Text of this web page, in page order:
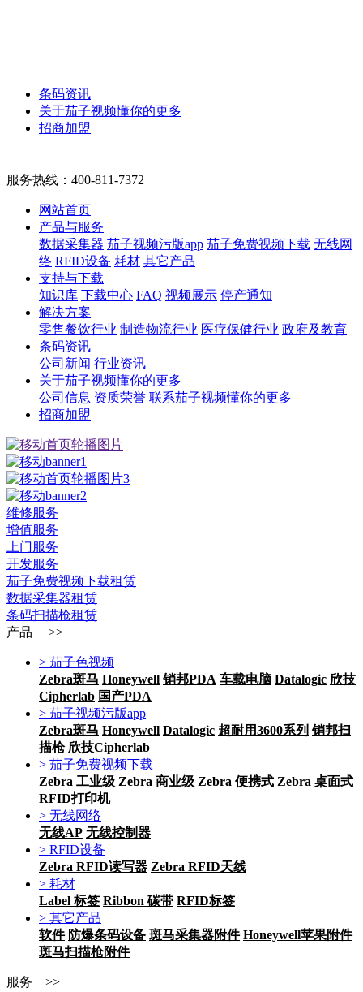
条码资讯
关于茄子视频懂你的更多
招商加盟
服务热线： 400-811-7372
网站首页
产品与服务
数据采集器 茄子视频污版app 茄子免费视频下载 无线网
络 RFID设备 耗材 其它产品
支持与下载
知识库 下载中心 FAQ 视频展示 停产通知
解决方案
零售餐饮行业 制造物流行业 医疗保健行业 政府及教育
条码资讯
公司新闻 行业资讯
关于茄子视频懂你的更多
公司信息 资质荣誉 联系茄子视频懂你的更多
招商加盟
维修服务
增值服务
上门服务
开发服务
茄子免费视频下载租赁
数据采集器租赁
条码扫描枪租赁
产品 >>
> 茄子色视频
Zebra斑马 Honeywell 销邦PDA 车载电脑 Datalogic 欣技
Cipherlab 国产PDA
> 茄子视频污版app
Zebra斑马 Honeywell Datalogic 超耐用3600系列 销邦扫
描枪 欣技Cipherlab
> 茄子免费视频下载
Zebra 工业级 Zebra 商业级 Zebra 便携式 Zebra 桌面式
RFID打印机
> 无线网络
无线AP 无线控制器
> RFID设备
Zebra RFID读写器 Zebra RFID天线
> 耗材
Label 标签 Ribbon 碳带 RFID标签
> 其它产品
软件 防爆条码设备 斑马采集器附件 Honeywell苹果附件
斑马扫描枪附件
服务 >>